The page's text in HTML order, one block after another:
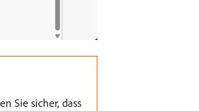
Sie sicher, dass